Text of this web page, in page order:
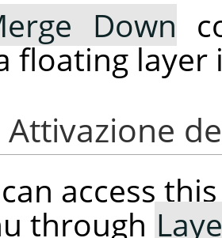
Down
floating layer
Attivazione
access
through